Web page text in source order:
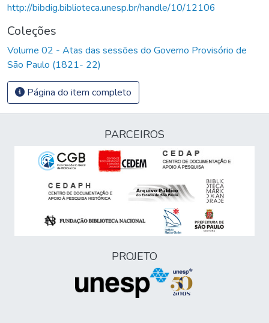
http://bibdig.biblioteca.unesp.br/handle/10/12106
Coleções
Volume 02 - Atas das sessões do Governo Provisório de
São Paulo (1821- 22)
Página do item completo
PARCEIROS
PROJETO